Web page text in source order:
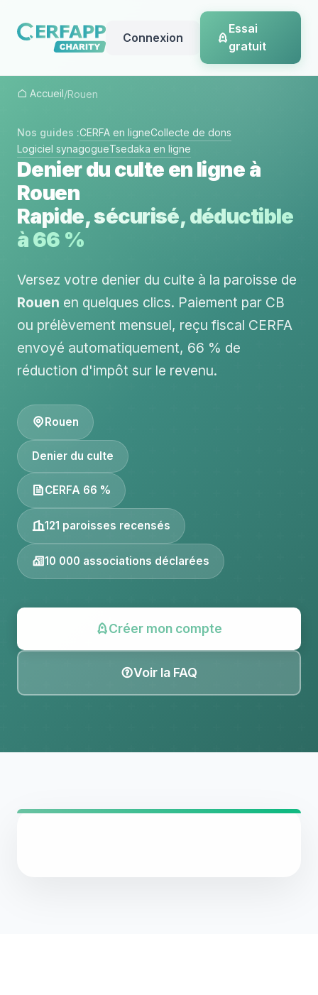
Connexion
Essai
gratuit
Accueil/Rouen
Nos guides :CERFA en ligneCollecte de dons
Logiciel synagogueTsedaka en ligne
Denier du culte en ligne à
Rouen
Rapide, sécurisé, déductible
à 66 %
Versez votre denier du culte à la paroisse de
Rouen en quelques clics. Paiement par CB
ou prélèvement mensuel, reçu fiscal CERFA
envoyé automatiquement, 66 % de
réduction d'impôt sur le revenu.
Rouen
Denier du culte
CERFA 66 %
121 paroisses recensés
10 000 associations déclarées
Créer mon compte
Voir la FAQ